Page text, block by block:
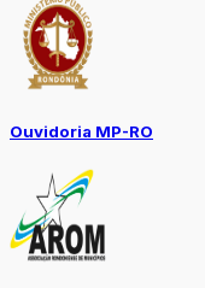
Ouvidoria MP-RO